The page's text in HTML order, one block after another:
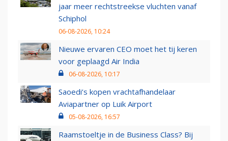
jaar meer rechtstreekse vluchten vanaf
Schiphol
06-08-2026, 10:24
Nieuwe ervaren CEO moet het tij keren
voor geplaagd Air India
06-08-2026, 10:17
Saoedi’s kopen vrachtafhandelaar
Aviapartner op Luik Airport
05-08-2026, 16:57
Raamstoeltje in de Business Class? Bij